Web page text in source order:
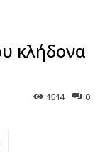
κλήδονα
0
1514